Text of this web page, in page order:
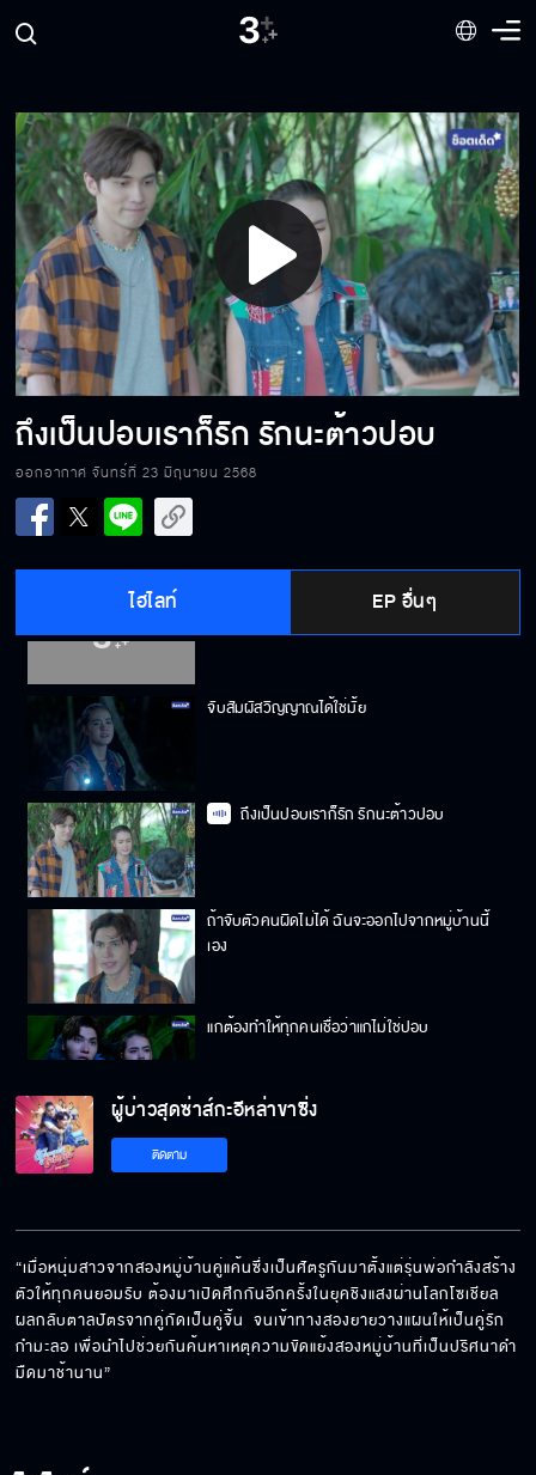
Play
Video
ถึงเป็นปอบเราก็รัก รักนะต้าวปอบ
ออกอากาศ จันทร์ที่ 23 มิถุนายน 2568
ไฮไลท์ EP อื่นๆ
ข้าไม่เคยนอนกับคนอื่น โดยเฉพาะผู้ชายสองต่อ
สอง
ไอ้ปอบมากินข้าดีกว่า เคี้ยวมัน อร่อยมาก
แซ่บจะพิสูจน์ว่าแซ่บไม่ได้เป็นปอบ
เห็นมั้ยครับแฟนคลับ ปอบที่เราตามหา
จับสัมผัสวิญญาณได้ใช่มั้ย
ถึงเป็นปอบเราก็รัก รักนะต้าวปอบ
ถ้าจับตัวคนผิดไม่ได้ ฉันจะออกไปจากหมู่บ้านนี้
เอง
แกต้องทำให้ทุกคนเชื่อว่าแกไม่ใช่ปอบ
ชาวบ้านไล่ข้าออกจากหมู่บ้าน
กูก็หยาบคายเฉพาะกับคนอย่างมึงนั่นแหละ
ผู้บ่าวสุดซ่าส์กะอีหล่าขาซิ่ง
ติดตาม
“เมื่อหนุ่มสาวจากสองหมู่บ้านคู่แค้นซึ่งเป็นศัตรูกันมาตั้งแต่รุ่นพ่อกำลังสร้าง
ตัวให้ทุกคนยอมรับ ต้องมาเปิดศึกกันอีกครั้งในยุคชิงแสงผ่านโลกโซเชียล
ผลกลับตาลปัตรจากคู่กัดเป็นคู่จิ้น  จนเข้าทางสองยายวางแผนให้เป็นคู่รัก
กำมะลอ เพื่อนำไปช่วยกันค้นหาเหตุความขัดแย้งสองหมู่บ้านที่เป็นปริศนาดำ
มืดมาช้านาน”